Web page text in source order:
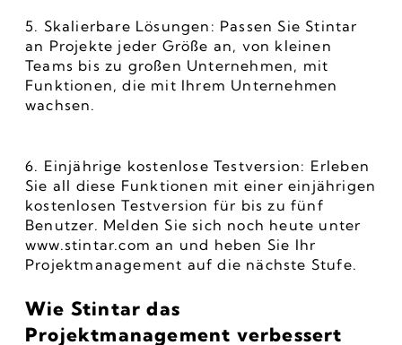
5. Skalierbare Lösungen: Passen Sie Stintar
an Projekte jeder Größe an, von kleinen
Teams bis zu großen Unternehmen, mit
Funktionen, die mit Ihrem Unternehmen
wachsen.
6. Einjährige kostenlose Testversion: Erleben
Sie all diese Funktionen mit einer einjährigen
kostenlosen Testversion für bis zu fünf
Benutzer. Melden Sie sich noch heute unter
www.stintar.com an und heben Sie Ihr
Projektmanagement auf die nächste Stufe.
Wie Stintar das
Projektmanagement verbessert